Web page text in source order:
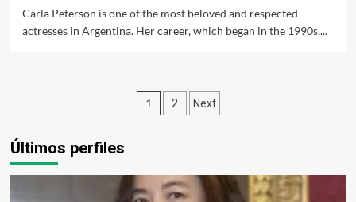
Carla Peterson is one of the most beloved and respected
actresses in Argentina. Her career, which began in the 1990s,...
Paginación
1 2 Next
Últimos perfiles